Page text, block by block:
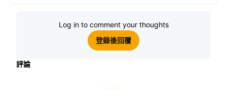
Log in to comment your thoughts
登錄後回覆
評論